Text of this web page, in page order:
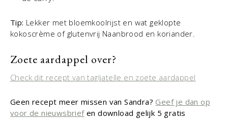
Tip: Lekker met bloemkoolrijst en wat geklopte
kokoscrème of glutenvrij Naanbrood en koriander.
Zoete aardappel over?
Check dit recept van tagliatelle en zoete aardappel
Geen recept meer missen van Sandra? Geef je dan op
voor de nieuwsbriefen download gelijk 5 gratis